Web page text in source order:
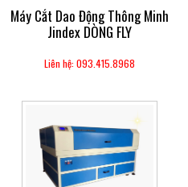
Máy Cắt Dao Động Thông Minh
Jindex DÒNG FLY
Liên hệ: 093.415.8968